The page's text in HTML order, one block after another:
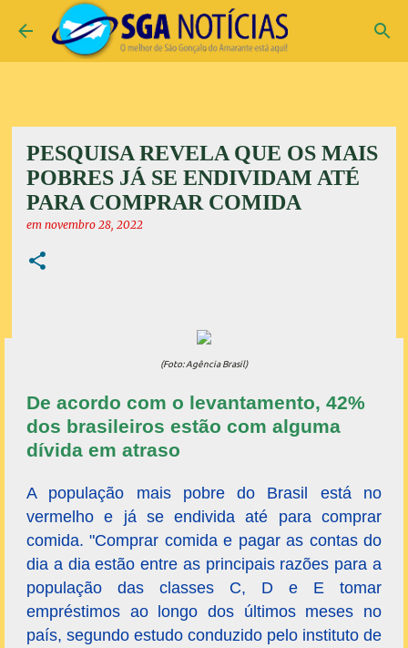
Pular para o conteúdo principal
PESQUISA REVELA QUE OS MAIS
POBRES JÁ SE ENDIVIDAM ATÉ
PARA COMPRAR COMIDA
em novembro 28, 2022
(Foto: Agência Brasil)
De acordo com o levantamento, 42%
dos brasileiros estão com alguma
dívida em atraso
A população mais pobre do Brasil está no
vermelho e já se endivida até para comprar
comida. "Comprar comida e pagar as contas do
dia a dia estão entre as principais razões para a
população das classes C, D e E tomar
empréstimos ao longo dos últimos meses no
país, segundo estudo conduzido pelo instituto de